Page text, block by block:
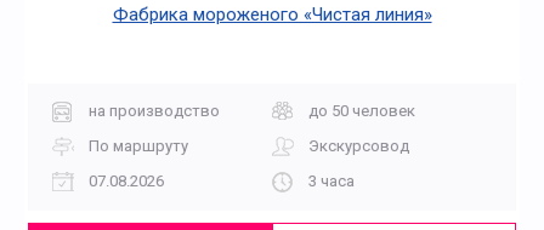
Фабрика мороженого «Чистая линия»
на производство
до 50 человек
По маршруту
Экскурсовод
07.08.2026
3 часа